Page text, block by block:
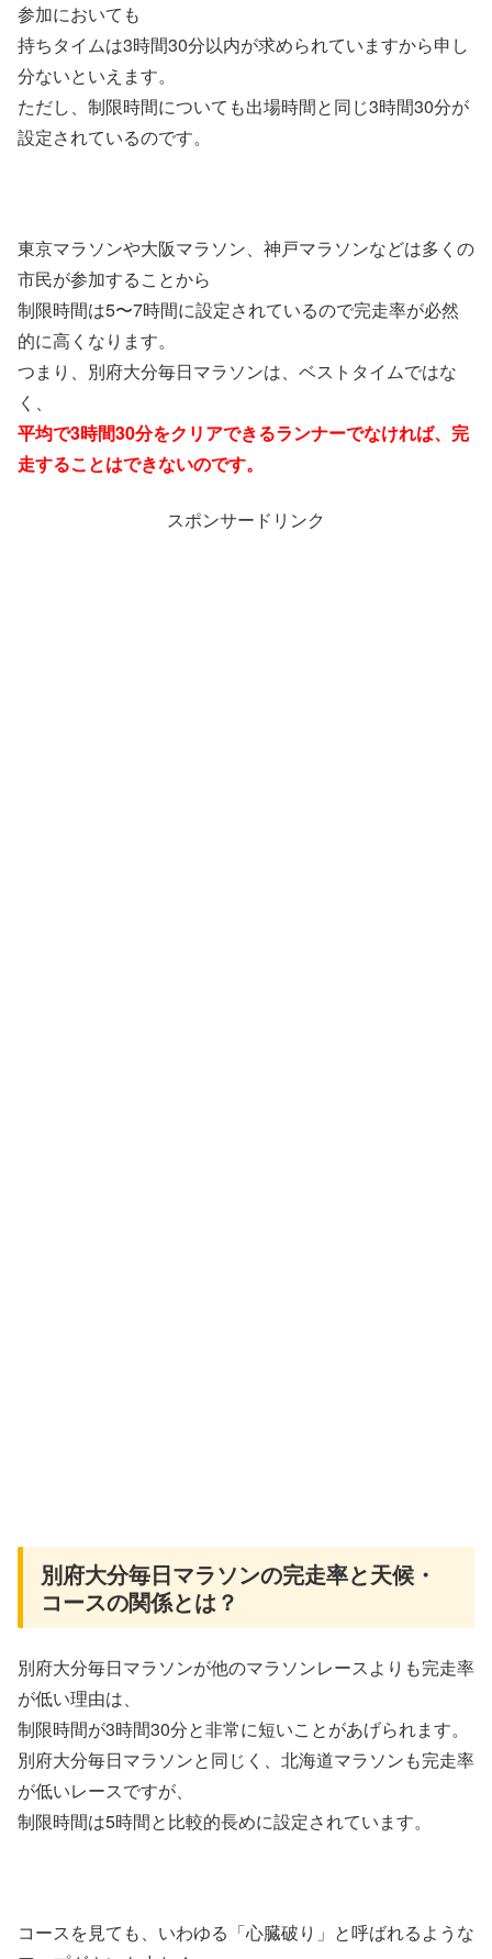
参加においても
持ちタイムは3時間30分以内が求められていますから申し
分ないといえます。
ただし、制限時間についても出場時間と同じ3時間30分が
設定されているのです。
東京マラソンや大阪マラソン、神戸マラソンなどは多くの
市民が参加することから
制限時間は5〜7時間に設定されているので完走率が必然
的に高くなります。
つまり、別府大分毎日マラソンは、ベストタイムではな
く、
平均で3時間30分をクリアできるランナーでなければ、 完
走することはできないのです。
スポンサードリンク
別府大分毎日マラソンの完走率と天候・
コースの関係とは？
別府大分毎日マラソンが他のマラソンレースよりも完走率
が低い理由は、
制限時間が3時間30分と非常に短いことがあげられます。
別府大分毎日マラソンと同じく、北海道マラソンも完走率
が低いレースですが、
制限時間は5時間と比較的長めに設定されています。
コースを見ても、いわゆる「心臓破り」と呼ばれるような